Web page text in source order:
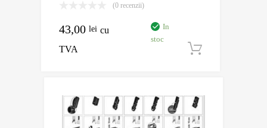
(0 recenzii)
43,00 lei cu
TVA
In
stoc